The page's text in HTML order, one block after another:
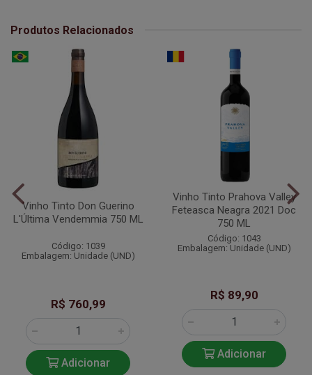
Produtos Relacionados
Vinho Tinto Don Guerino
L'Última Vendemmia 750 ML
Código: 1039
Embalagem: Unidade (UND)
R$ 760,99
Adicionar
Vinho Tinto Prahova Valley
Feteasca Neagra 2021 Doc
750 ML
Código: 1043
Embalagem: Unidade (UND)
R$ 89,90
Adicionar